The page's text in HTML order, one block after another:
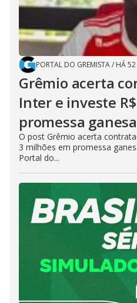
PORTAL DO GREMISTA/ HÁ
Grêmio acerta
Inter e investe
promessa ganesa
O post Grêmio acerta
3 milhões em promessa
Portal do...